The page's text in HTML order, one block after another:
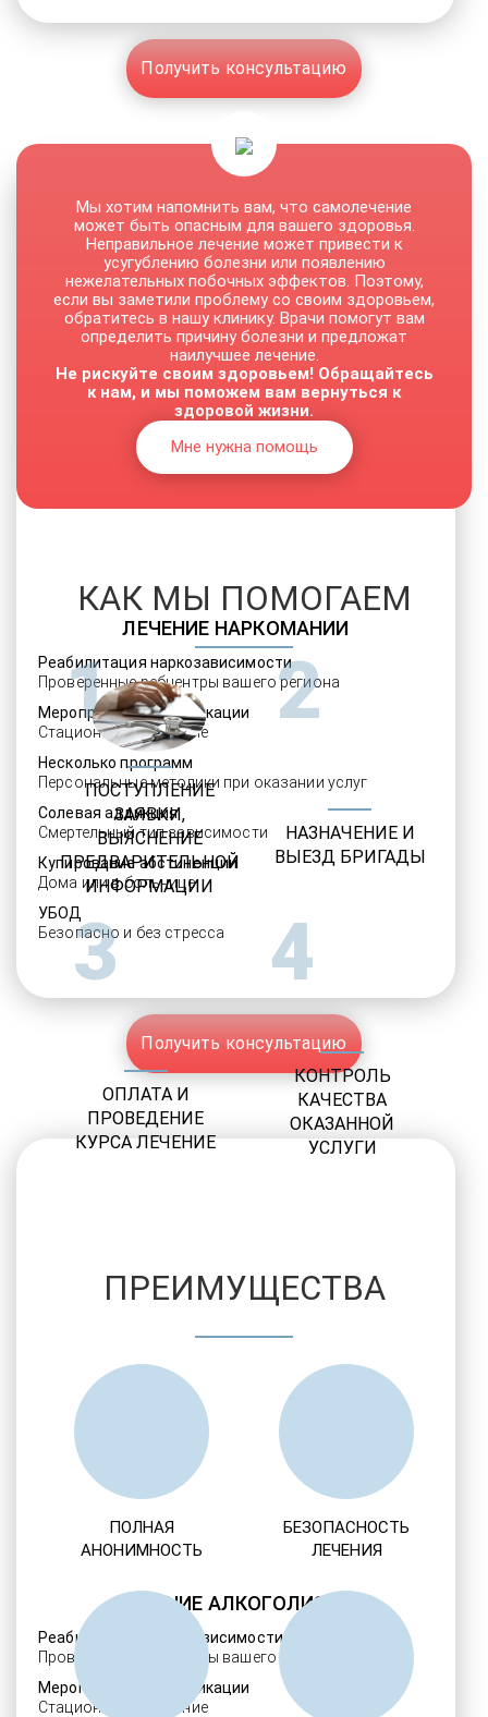
Получить консультацию
ЛЕЧЕНИЕ НАРКОМАНИИ
Реабилитация наркозависимости
Проверенные ребцентры вашего региона
Мероприятия детоксикации
Стационарное лечение
Несколько программ
Персональные методики при оказании услуг
Солевая аддикция
Смертельный тип зависимости
Купирование абстиненции
Дома или в больнице
УБОД
Безопасно и без стресса
Получить консультацию
ЛЕЧЕНИЕ АЛКОГОЛИЗМА
Реабилитация алкозависимости
Проверенные ребцентры вашего региона
Мероприятия детоксикации
Стационарное лечение
Мы хотим напомнить вам, что самолечение
может быть опасным для вашего здоровья.
Неправильное лечение может привести к
усугублению болезни или появлению
нежелательных побочных эффектов. Поэтому,
если вы заметили проблему со своим здоровьем,
обратитесь в нашу клинику. Врачи помогут вам
определить причину болезни и предложат
наилучшее лечение.
Не рискуйте своим здоровьем! Обращайтесь
к нам, и мы поможем вам вернуться к
здоровой жизни.
Мне нужна помощь
КАК МЫ ПОМОГАЕМ
1
ПОСТУПЛЕНИЕ
ЗАЯВКИ,
ВЫЯСНЕНИЕ
ПРЕДВАРИТЕЛЬНОЙ
ИНФОРМАЦИИ
2
НАЗНАЧЕНИЕ И
ВЫЕЗД БРИГАДЫ
3
ОПЛАТА И
ПРОВЕДЕНИЕ
КУРСА ЛЕЧЕНИЕ
4
КОНТРОЛЬ
КАЧЕСТВА
ОКАЗАННОЙ
УСЛУГИ
ПРЕИМУЩЕСТВА
ПОЛНАЯ
АНОНИМНОСТЬ
БЕЗОПАСНОСТЬ
ЛЕЧЕНИЯ